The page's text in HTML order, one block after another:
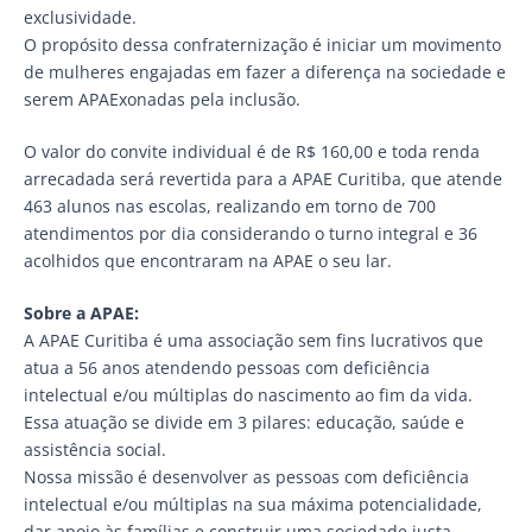
exclusividade.
O propósito dessa confraternização é iniciar um movimento
de mulheres engajadas em fazer a diferença na sociedade e
serem APAExonadas pela inclusão.
O valor do convite individual é de R$ 160,00 e toda renda
arrecadada será revertida para a APAE Curitiba, que atende
463 alunos nas escolas, realizando em torno de 700
atendimentos por dia considerando o turno integral e 36
acolhidos que encontraram na APAE o seu lar.
Sobre a APAE:
A APAE Curitiba é uma associação sem fins lucrativos que
atua a 56 anos atendendo pessoas com deficiência
intelectual e/ou múltiplas do nascimento ao fim da vida.
Essa atuação se divide em 3 pilares: educação, saúde e
assistência social.
Nossa missão é desenvolver as pessoas com deficiência
intelectual e/ou múltiplas na sua máxima potencialidade,